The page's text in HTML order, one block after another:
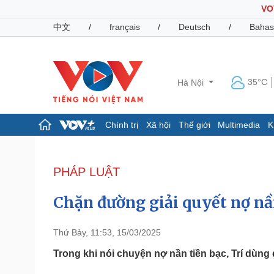
中文
/ français / Deutsch /
Hà Nội 35°C
Chính trị Xã hội Thế giới Multimedia
Đảng
Tổ chức nhân sự
Nhận diện sự thật
Dấu ấn VOV
Pháp luật
Quân sự - Quốc phòng
PHÁP LUẬT
Chặn đường giải quyết nợ
Thứ Bảy, 11:53, 15/03/2025
Trong khi nói chuyện nợ nần tiền bạc, Trí